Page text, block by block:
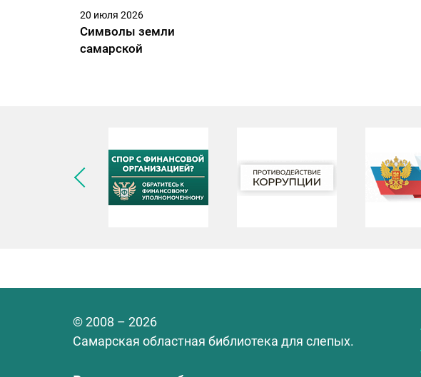
20 июля 2026
Символы земли
самарской
© 2008 – 2026
Самарская областная библиотека для слепых.